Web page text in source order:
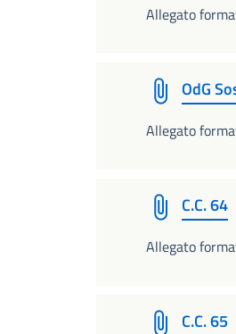
Allegato
OdG
Allegato
C.C. 64
Allegato
C.C. 65